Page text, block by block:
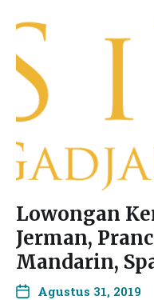
Lowongan
Jerman,
Mandarin,
Agustus 31, 2019